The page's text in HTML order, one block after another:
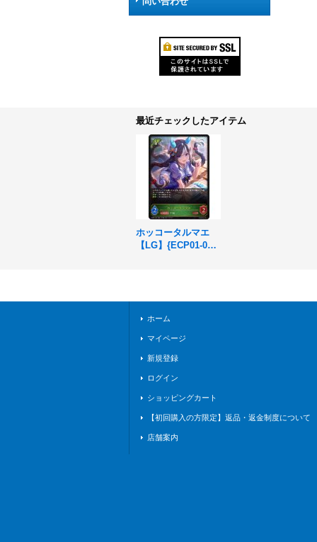
最近チェックしたアイテム
ホッコータルマエ
【LG】{ECP01-001}
ホーム
マイページ
新規登録
ログイン
ショッピングカート
【初回購入の方限定】返品・返金制度について
店舗案内